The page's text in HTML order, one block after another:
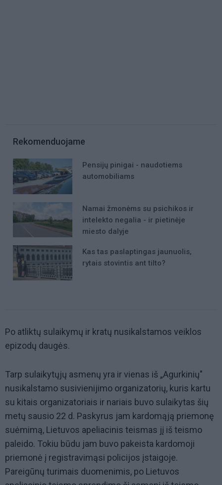
Rekomenduojame
Pensijų pinigai - naudotiems
automobiliams
Namai žmonėms su psichikos ir
intelekto negalia - ir pietinėje
miesto dalyje
Kas tas paslaptingas jaunuolis,
rytais stovintis ant tilto?
Po atliktų sulaikymų ir kratų nusikalstamos veiklos
epizodų daugės.
Tarp sulaikytųjų asmenų yra ir vienas iš „Agurkinių"
nusikalstamo susivienijimo organizatorių, kuris kartu
su kitais organizatoriais ir nariais buvo sulaikytas šių
metų sausio 22 d. Paskyrus jam kardomąją priemonę
suėmimą, Lietuvos apeliacinis teismas jį iš teismo
paleido. Tokiu būdu jam buvo pakeista kardomoji
priemonė į registravimąsi policijos įstaigoje.
Pareigūnų turimais duomenimis, po Lietuvos